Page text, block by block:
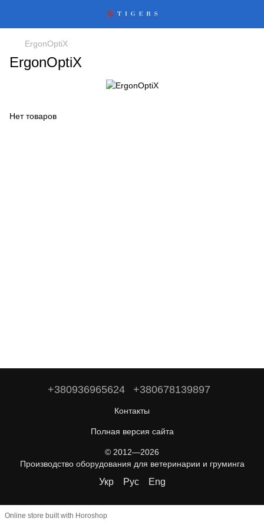
ErgonOptiX
ErgonOptiX
Нет товаров
+380936965624 +380678139897
Контакты
Полная версия сайта
© 2012—2026
Производство оборудования для ветеринарии и груминга
Укр Рус Eng
Online store built with Horoshop